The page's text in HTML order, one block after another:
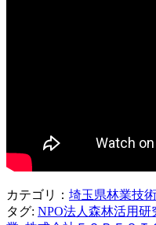
カテゴリ： 埼玉県林業技
タグ: NPO法人森林活用研